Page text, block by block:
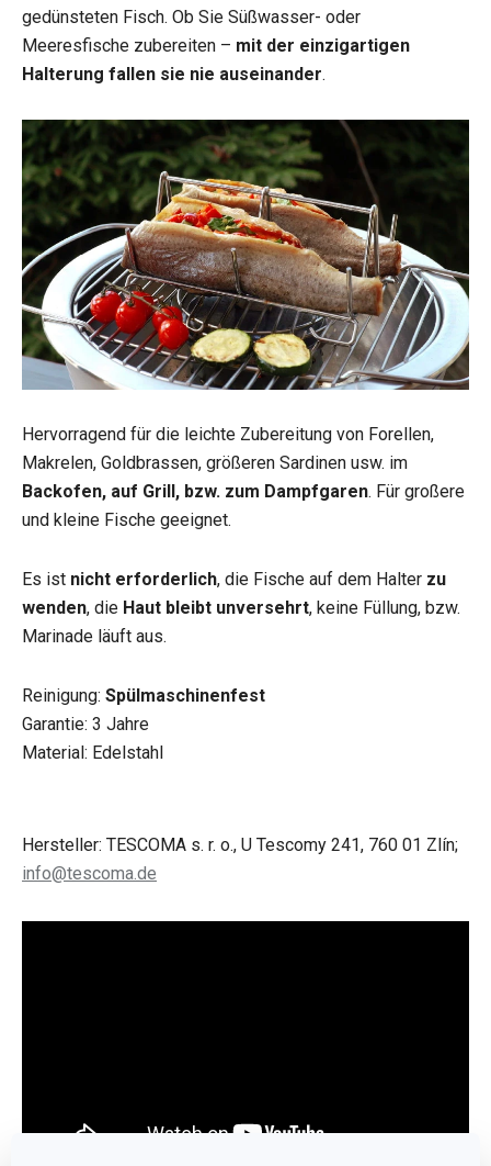
gedünsteten Fisch. Ob Sie Süßwasser- oder
Meeresfische zubereiten – mit der einzigartigen
Halterung fallen sie nie auseinander.
Hervorragend für die leichte Zubereitung von Forellen,
Makrelen, Goldbrassen, größeren Sardinen usw. im
Backofen, auf Grill, bzw. zum Dampfgaren. Für großere
und kleine Fische geeignet.
Es ist nicht erforderlich, die Fische auf dem Halter zu
wenden, die Haut bleibt unversehrt, keine Füllung, bzw.
Marinade läuft aus.
Reinigung: Spülmaschinenfest
Garantie: 3 Jahre
Material: Edelstahl
Hersteller: TESCOMA s. r. o., U Tescomy 241, 760 01 Zlín;
info@tescoma.de